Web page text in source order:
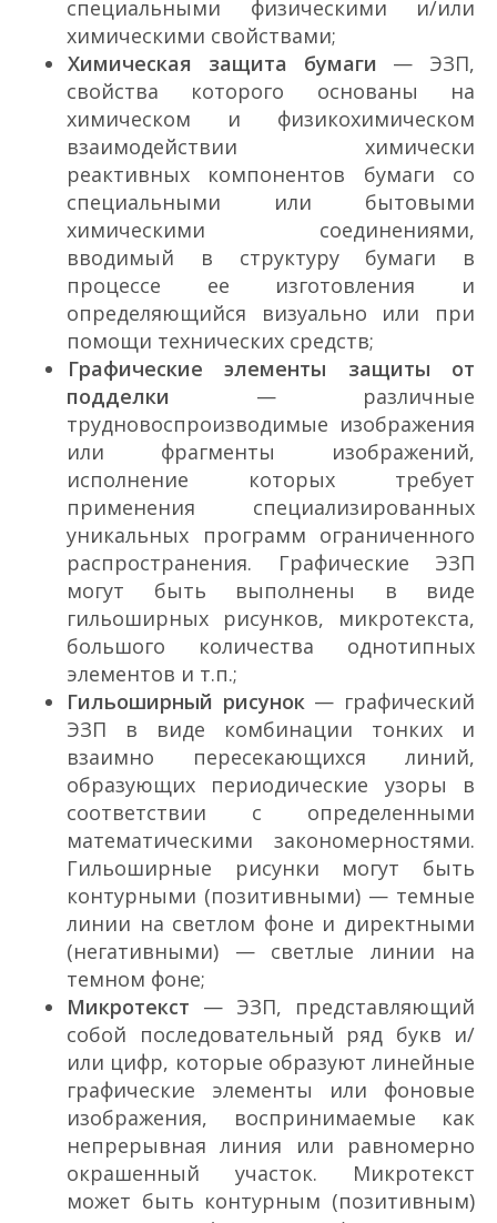
специальными физическими и/или
химическими свойствами;
Химическая защита бумаги — ЭЗП,
свойства которого основаны на
химическом и физико­химическом
взаимодействии химически
реактивных компонентов бумаги со
специальными или бытовыми
химическими соединениями,
вводимый в структуру бумаги в
процессе ее изготовления и
определяющийся визуально или при
помощи технических средств;
Графические элементы защиты от
подделки — различные
трудновоспроизводимые изображения
или фрагменты изображений,
исполнение которых требует
применения специализированных
уникальных программ ограниченного
распространения. Графические ЭЗП
могут быть выполнены в виде
гильоширных рисунков, микротекста,
большого количества однотипных
элементов и т.п.;
Гильоширный рисунок— графический
ЭЗП в виде комбинации тонких и
взаимно пересекающихся линий,
образующих периодические узоры в
соответствии с определенными
математическими закономерностями.
Гильоширные рисунки могут быть
контурными (позитивными) — темные
линии на светлом фоне и директными
(негативными) — светлые линии на
темном фоне;
Микротекст — ЭЗП, представляющий
собой последовательный ряд букв и/
или цифр, которые образуют линейные
графические элементы или фоновые
изображения, воспринимаемые как
непрерывная линия или равномерно
окрашенный участок. Микротекст
может быть контурным (позитивным)